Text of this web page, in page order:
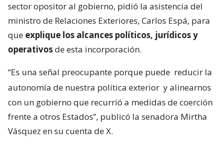
sector opositor al gobierno, pidió la asistencia del
ministro de Relaciones Exteriores, Carlos Espá, para
que explique los alcances políticos, jurídicos y
operativosde esta incorporación.
“Es una señal preocupante porque puede reducir la
autonomía de nuestra política exterior y alinearnos
con un gobierno que recurrió a medidas de coerción
frente a otros Estados”, publicó la senadora Mirtha
Vásquez en su cuenta de X.